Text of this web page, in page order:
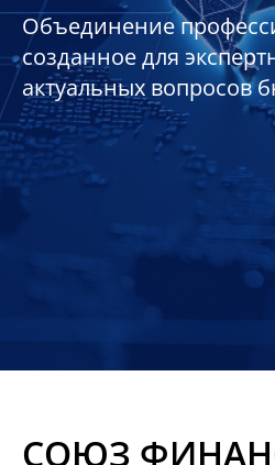
Объединение
созданное для
актуальных вопросов
СОЮЗ